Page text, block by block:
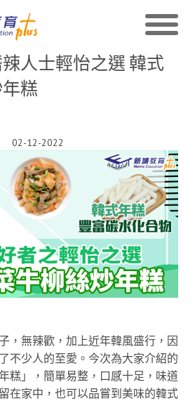
人士輕怡之選 韓式
糕
02-12-2022
，無辣歡，加上近年韓風盛行，因
不少人的至愛。今次為大家介紹的
糕」，簡單易整，口感十足，味道
在家中，也可以品嘗到美味的韓式